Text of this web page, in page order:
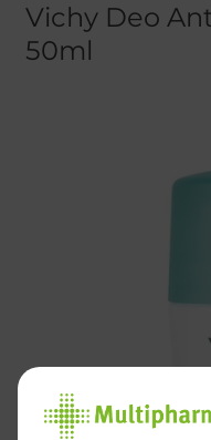
Vichy Deo
50ml